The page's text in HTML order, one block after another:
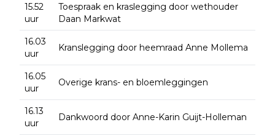
15.52
uur
Toespraak en kraslegging door wethouder
Daan Markwat
16.03
uur
Kranslegging door heemraad Anne Mollema
16.05
uur
Overige krans- en bloemleggingen
16.13
uur
Dankwoord door Anne-Karin Guijt-Holleman